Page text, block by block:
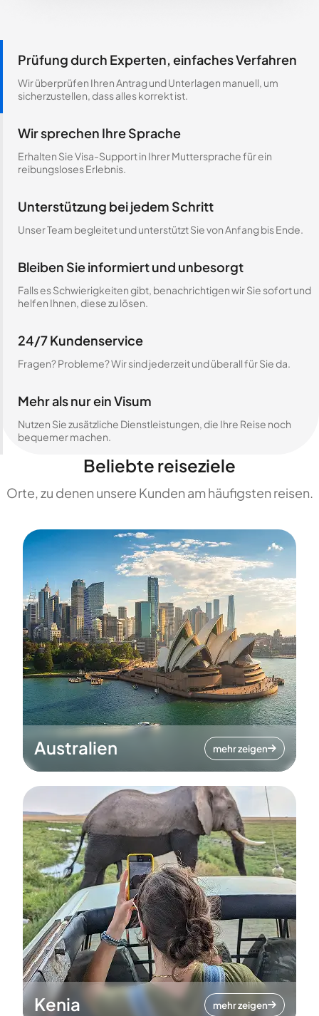
Prüfung durch Experten, einfaches Verfahren
Wir überprüfen Ihren Antrag und Unterlagen manuell, um
sicherzustellen, dass alles korrekt ist.
Wir sprechen Ihre Sprache
Erhalten Sie Visa-Support in Ihrer Muttersprache für ein
reibungsloses Erlebnis.
Unterstützung bei jedem Schritt
Unser Team begleitet und unterstützt Sie von Anfang bis Ende.
Bleiben Sie informiert und unbesorgt
Falls es Schwierigkeiten gibt, benachrichtigen wir Sie sofort und
helfen Ihnen, diese zu lösen.
24/7 Kundenservice
Fragen? Probleme? Wir sind jederzeit und überall für Sie da.
Mehr als nur ein Visum
Nutzen Sie zusätzliche Dienstleistungen, die Ihre Reise noch
bequemer machen.
Beliebte reiseziele
Orte, zu denen unsere Kunden am häufigsten reisen.
Australien mehr zeigen
Kenia mehr zeigen